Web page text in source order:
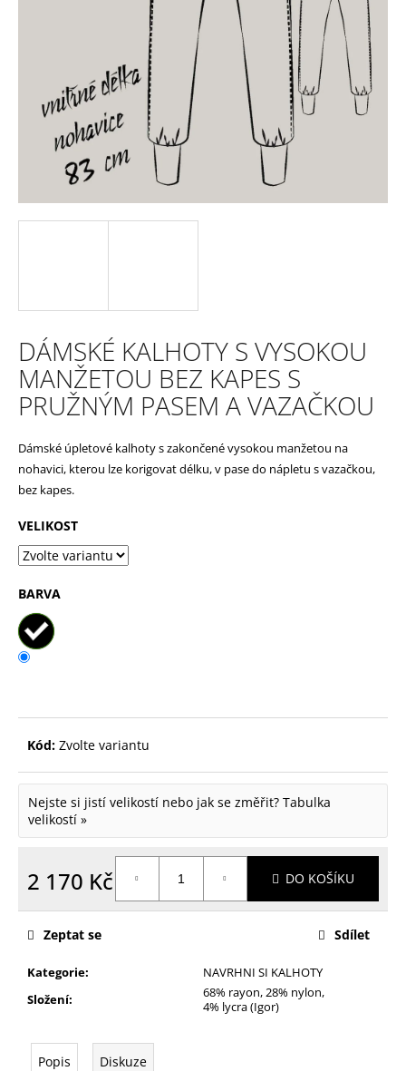
DÁMSKÉ KALHOTY S VYSOKOU
MANŽETOU BEZ KAPES S
PRUŽNÝM PASEM A VAZAČKOU
Dámské úpletové kalhoty s zakončené vysokou manžetou na
nohavici, kterou lze korigovat délku, v pase do nápletu s vazačkou,
bez kapes.
VELIKOST
BARVA
Kód: Zvolte variantu
Nejste si jistí velikostí nebo jak se změřit? Tabulka
velikostí »
2 170 Kč DO KOŠÍKU
Kategorie:
NAVRHNI SI KALHOTY
Složení:
68% rayon, 28% nylon,
4% lycra (Igor)
Zeptat se Sdílet
Popis Diskuze
D
o
o
r
u
č
u
j
e
m